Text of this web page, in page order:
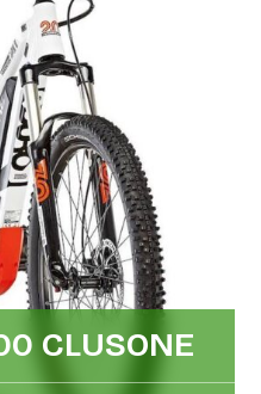
CLUSONE